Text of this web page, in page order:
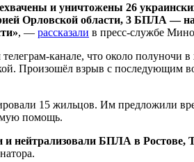
и уничтожены 26
Орловской области, 3 БПЛА —
, — рассказали в пресс-службе
канале, что около полуночи
Произошёл взрыв с последующим
15 жильцов. Им предложили
помощь.
нейтрализовали БПЛА в Ростове,